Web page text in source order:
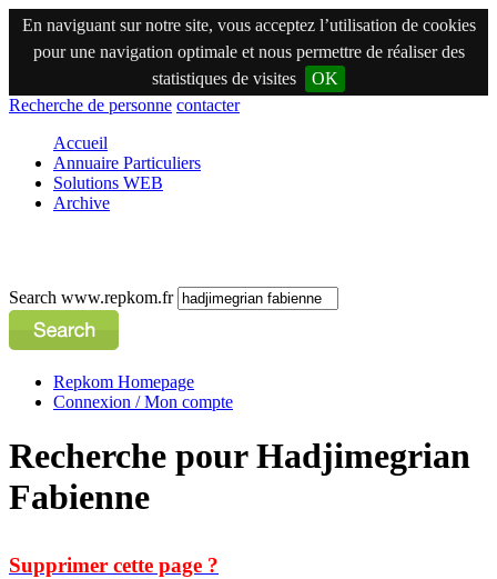
En naviguant sur notre site, vous acceptez l’utilisation de cookies
pour une navigation optimale et nous permettre de réaliser des
statistiques de visites
OK
Recherche de personne contacter
Accueil
Annuaire Particuliers
Solutions WEB
Archive
Search www.repkom.fr
Repkom Homepage
Connexion / Mon compte
Recherche pour Hadjimegrian
Fabienne
Supprimer cette page ?